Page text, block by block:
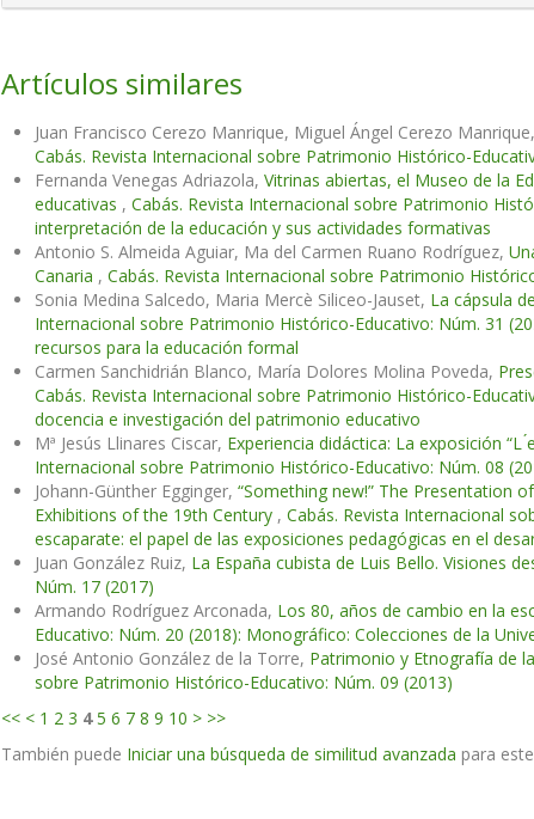
Artículos similares
Juan Francisco Cerezo Manrique, Miguel Ángel Cerezo Manrique,
Cabás. Revista Internacional sobre Patrimonio Histórico-
Fernanda Venegas Adriazola, Vitrinas abiertas, el Museo de la
educativas , Cabás. Revista Internacional sobre Patrimonio
interpretación de la educación y sus actividades formativas
Antonio S. Almeida Aguiar, Ma del Carmen Ruano Rodríguez,
Canaria , Cabás. Revista Internacional sobre Patrimonio
Sonia Medina Salcedo, Maria Mercè Siliceo-Jauset, La cápsula
Internacional sobre Patrimonio Histórico-Educativo: Núm. 31
recursos para la educación formal
Carmen Sanchidrián Blanco, María Dolores Molina Poveda,
Cabás. Revista Internacional sobre Patrimonio Histórico-
docencia e investigación del patrimonio educativo
Mª Jesús Llinares Ciscar, Experiencia didáctica: La exposición
Internacional sobre Patrimonio Histórico-Educativo: Núm. 08
Johann-Günther Egginger, “Something new!” The Presentation
Exhibitions of the 19th Century , Cabás. Revista Internacional
escaparate: el papel de las exposiciones pedagógicas en el
Juan González Ruiz, La España cubista de Luis Bello. Visiones
Núm. 17 (2017)
Armando Rodríguez Arconada, Los 80, años de cambio en la
Educativo: Núm. 20 (2018): Monográfico: Colecciones de la
José Antonio González de la Torre, Patrimonio y Etnografía de
sobre Patrimonio Histórico-Educativo: Núm. 09 (2013)
<< < 1 2 3 4 5 6 7 8 9 10 > >>
También puede Iniciar una búsqueda de similitud avanzada para